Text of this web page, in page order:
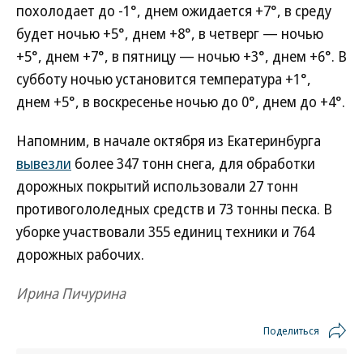
похолодает до -1°, днем ожидается +7°, в среду
будет ночью +5°, днем +8°, в четверг — ночью
+5°, днем +7°, в пятницу — ночью +3°, днем +6°. В
субботу ночью установится температура +1°,
днем +5°, в воскресенье ночью до 0°, днем до +4°.
Напомним, в начале октября из Екатеринбурга
вывезли более 347 тонн снега, для обработки
дорожных покрытий использовали 27 тонн
противогололедных средств и 73 тонны песка. В
уборке участвовали 355 единиц техники и 764
дорожных рабочих.
Ирина Пичурина
Поделиться